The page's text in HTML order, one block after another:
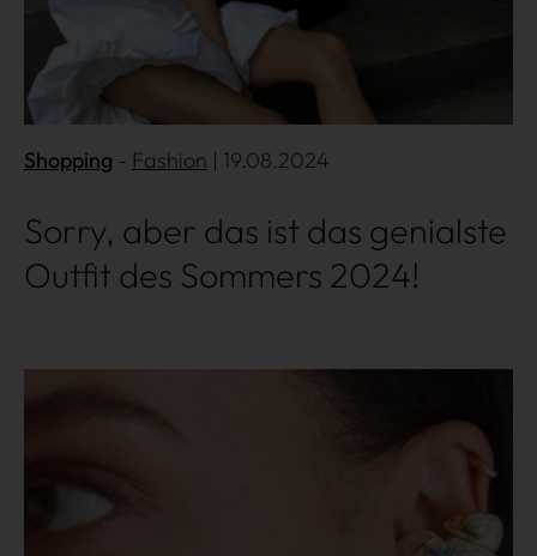
Shopping
Gossip
Win Win
Shopping Fashion | 19.08.2024
Sorry, aber das ist das genialste
Outfit des Sommers 2024!